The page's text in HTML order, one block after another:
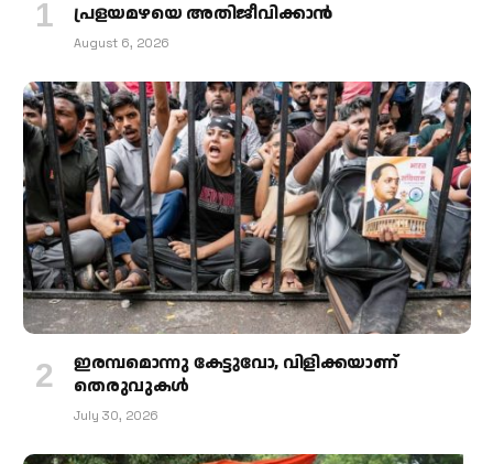
പ്രളയമഴയെ അതിജീവിക്കാന്‍
August 6, 2026
ഇരമ്പമൊന്നു കേട്ടുവോ, വിളിക്കയാണ്
തെരുവുകള്‍
July 30, 2026